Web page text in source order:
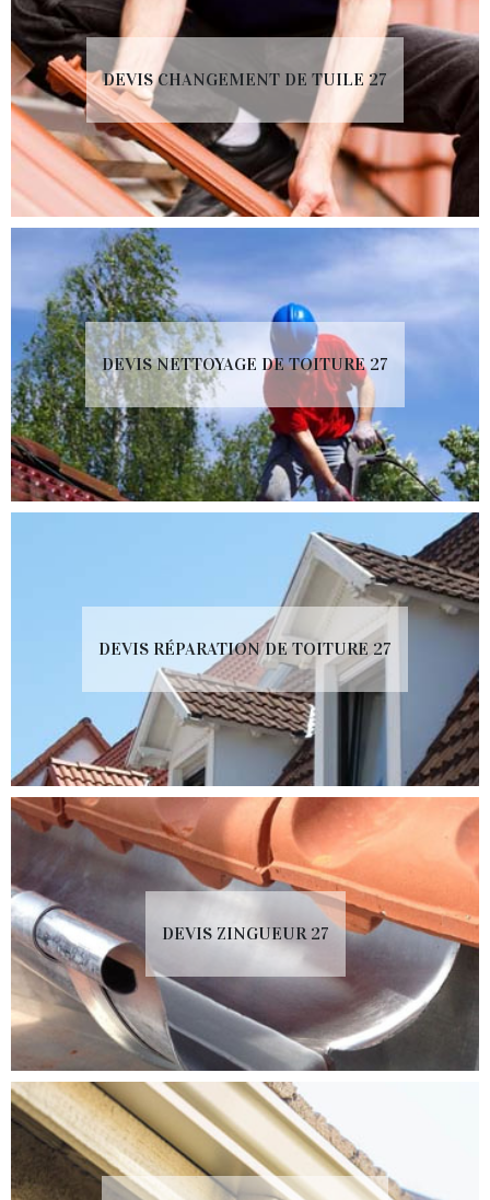
DEVIS CHANGEMENT DE TUILE 27
DEVIS NETTOYAGE DE TOITURE 27
DEVIS RÉPARATION DE TOITURE 27
DEVIS ZINGUEUR 27